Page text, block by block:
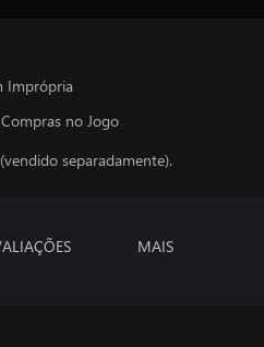
Imprópria
no Jogo
separadamente).
MAIS